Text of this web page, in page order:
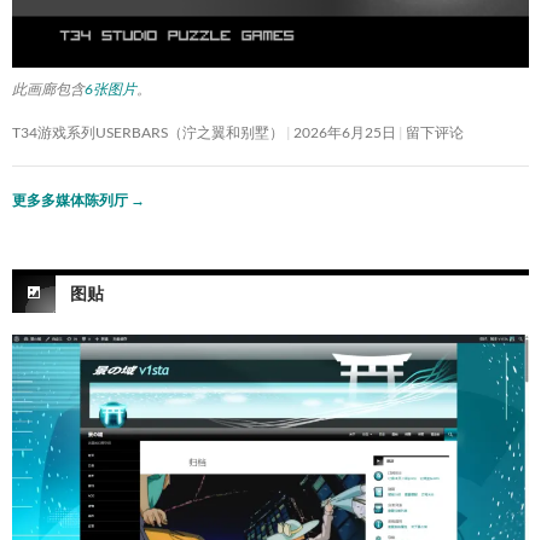
此画廊包含6张图片。
T34游戏系列USERBARS（泞之翼和别墅） 2026年6月25日 留下评论
更多多媒体陈列厅 →
图贴